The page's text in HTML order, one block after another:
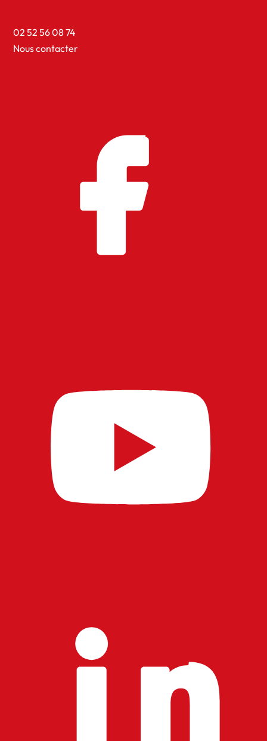
02 52 56 08 74
Nous contacter